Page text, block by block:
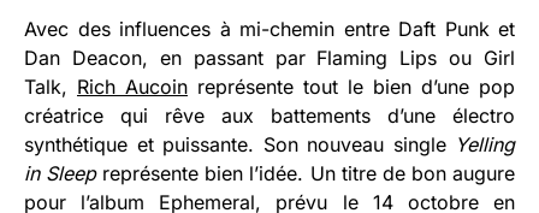
Avec des influences à mi-chemin entre Daft Punk et
Dan Deacon, en passant par Flaming Lips ou Girl
Talk, Rich Aucoin représente tout le bien d’une pop
créatrice qui rêve aux battements d’une électro
synthétique et puissante. Son nouveau single Yelling
in Sleepreprésente bien l’idée. Un titre de bon augure
pour l’album Ephemeral, prévu le 14 octobre en